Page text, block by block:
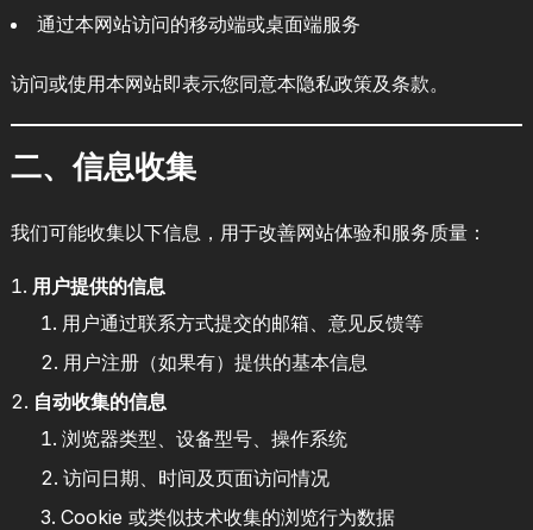
通过本网站访问的移动端或桌面端服务
访问或使用本网站即表示您同意本隐私政策及条款。
二、信息收集
我们可能收集以下信息，用于改善网站体验和服务质量：
用户提供的信息
用户通过联系方式提交的邮箱、意见反馈等
用户注册（如果有）提供的基本信息
自动收集的信息
浏览器类型、设备型号、操作系统
访问日期、时间及页面访问情况
Cookie 或类似技术收集的浏览行为数据